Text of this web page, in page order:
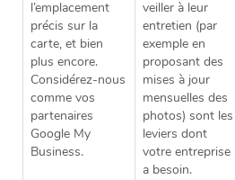
l’emplacement
précis sur la
carte, et bien
plus encore.
Considérez-nous
comme vos
partenaires
Google My
Business.
veiller à leur
entretien (par
exemple en
proposant des
mises à jour
mensuelles des
photos) sont les
leviers dont
votre entreprise
a besoin.